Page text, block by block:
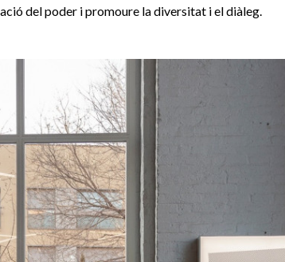
del poder i promoure la diversitat i el diàleg.